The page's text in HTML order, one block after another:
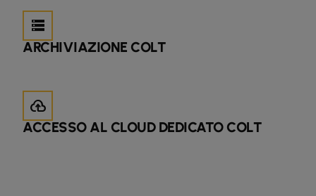
storage
ARCHIVIAZIONE COLT
backup
ACCESSO AL CLOUD DEDICATO COLT